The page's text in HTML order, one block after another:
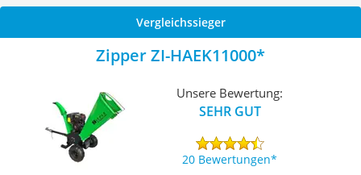
Vergleichssieger
Zipper ZI-HAEK11000
Unsere Bewertung:
SEHR GUT
20 Bewertungen